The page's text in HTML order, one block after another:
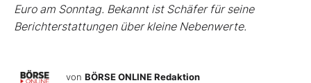
Euro am Sonntag. Bekannt ist Schäfer für seine
Berichterstattungen über kleine Nebenwerte.
von BÖRSE ONLINE Redaktion